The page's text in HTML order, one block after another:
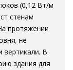
(0,12 Вт/м
стенам
протяжении
не
вертикали. В
здания для